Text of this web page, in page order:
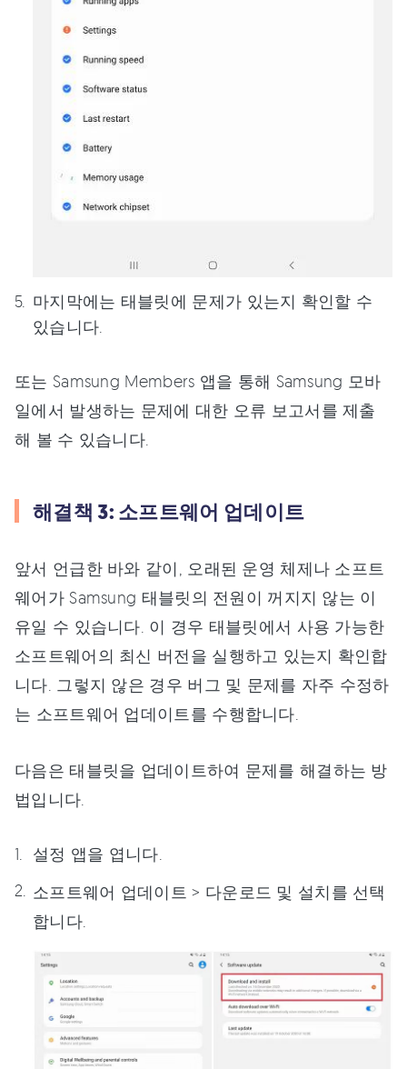
마지막에는 태블릿에 문제가 있는지 확인할 수
있습니다.
또는 Samsung Members 앱을 통해 Samsung 모바
일에서 발생하는 문제에 대한 오류 보고서를 제출
해 볼 수 있습니다.
해결책 3: 소프트웨어 업데이트
앞서 언급한 바와 같이, 오래된 운영 체제나 소프트
웨어가 Samsung 태블릿의 전원이 꺼지지 않는 이
유일 수 있습니다. 이 경우 태블릿에서 사용 가능한
소프트웨어의 최신 버전을 실행하고 있는지 확인합
니다. 그렇지 않은 경우 버그 및 문제를 자주 수정하
는 소프트웨어 업데이트를 수행합니다.
다음은 태블릿을 업데이트하여 문제를 해결하는 방
법입니다.
설정 앱을 엽니다.
소프트웨어 업데이트 > 다운로드 및 설치를 선택
합니다.